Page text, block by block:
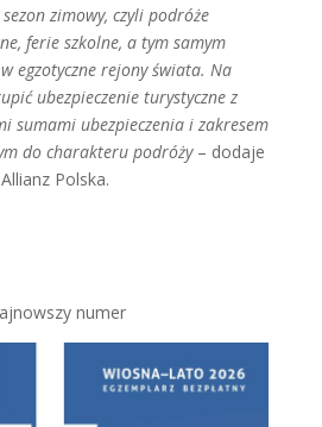
zimowy, czyli podróże
ferie szkolne, a tym samym
egzotyczne rejony świata. Na
ubezpieczenie turystyczne z
sumami ubezpieczenia i zakresem
do charakteru podróży – dodaje
Polska.
numer